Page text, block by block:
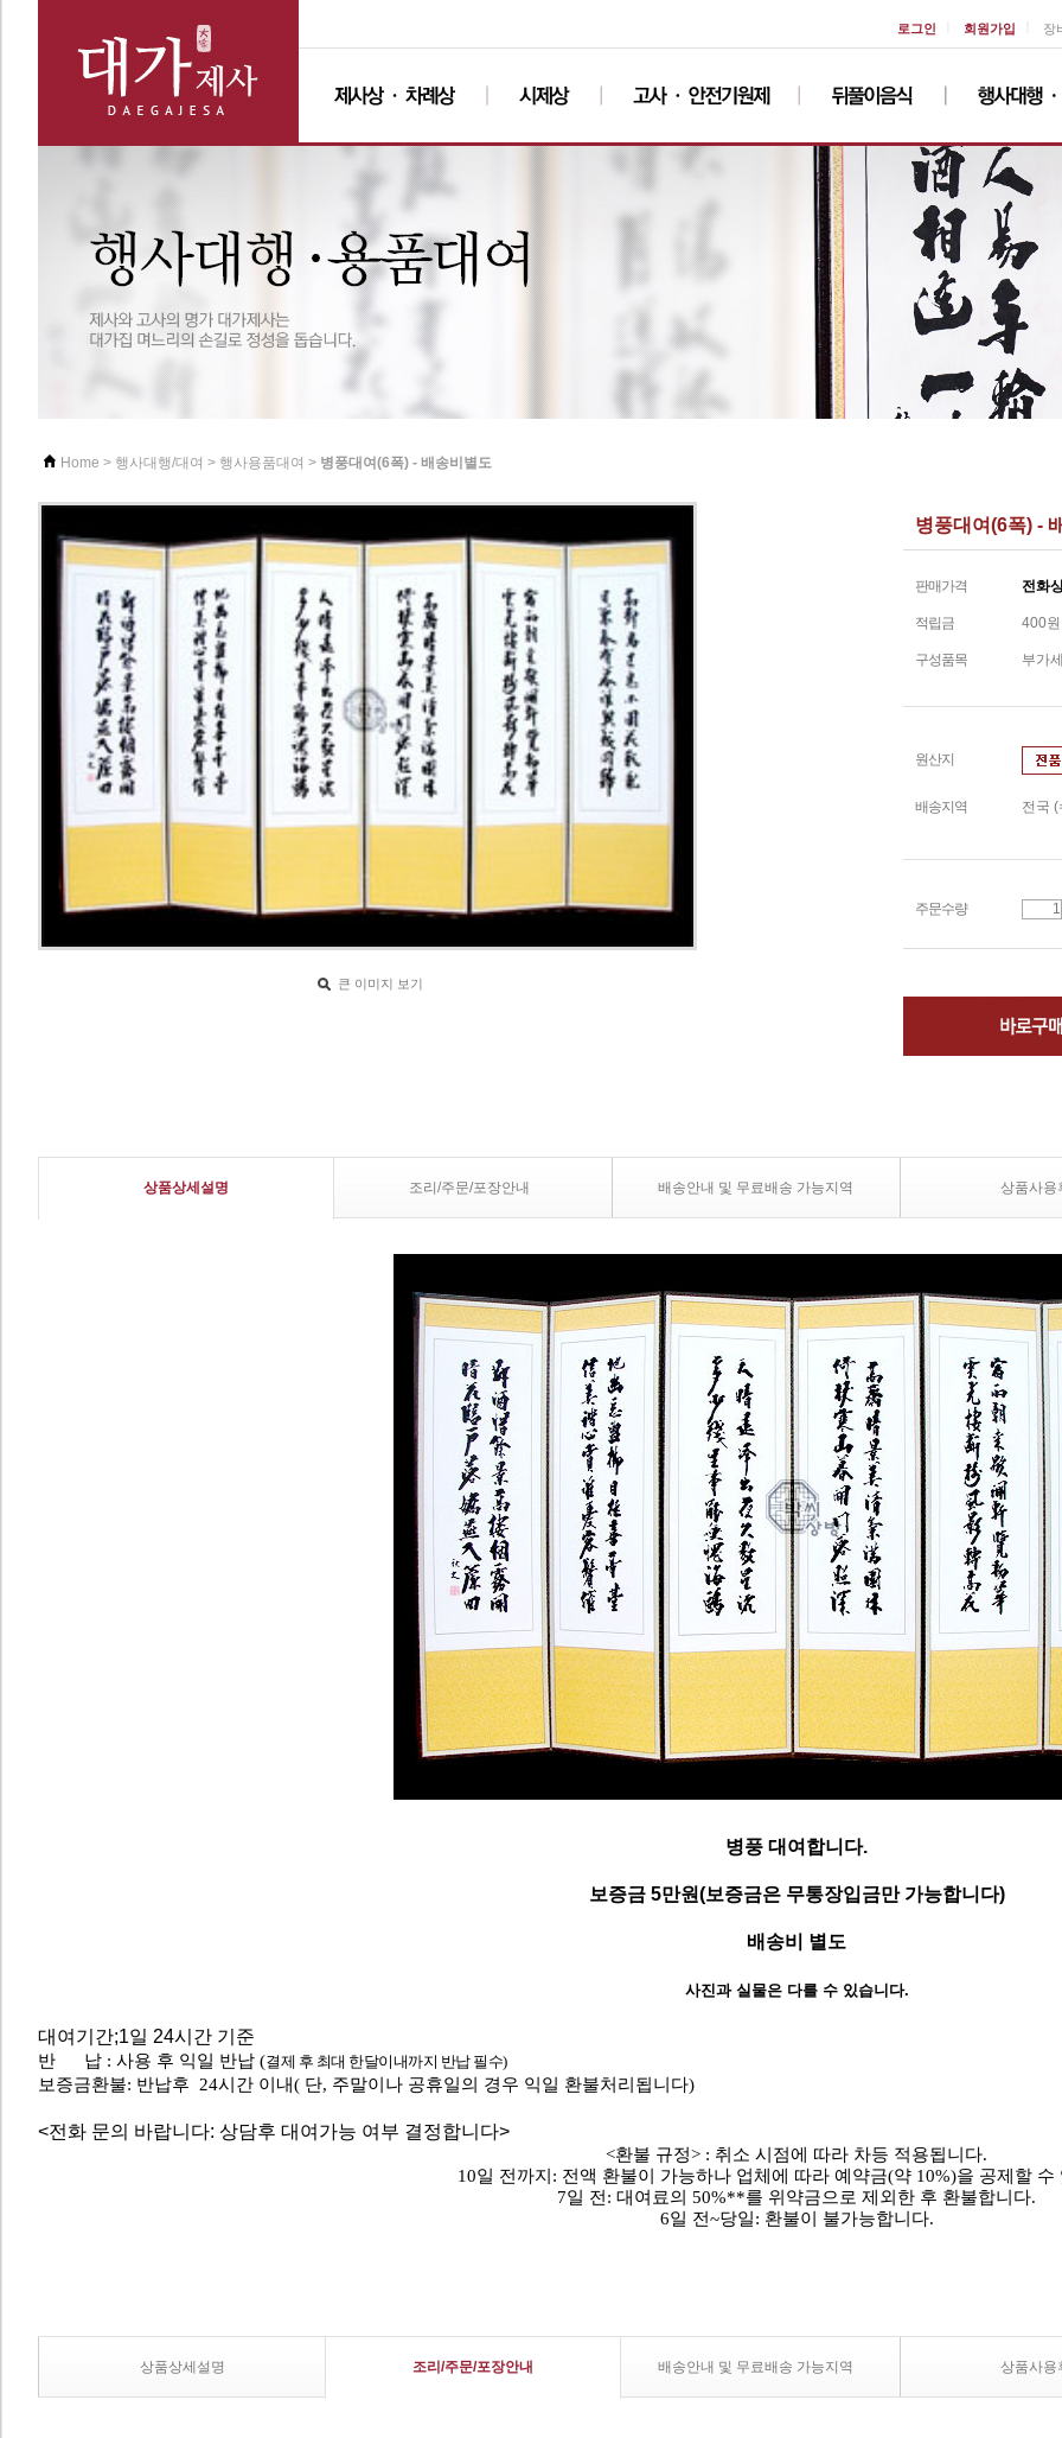
로그인 회원가입 장
Home > 행사대행/대여 > 행사용품대여 > 병풍대여(6폭) - 배송비별도
큰 이미지 보기
병풍대여(6폭) -
판매가격 전화
적립금 400원
구성품목 부가
원산지
배송지역 전국
주문수량
상품상세설명 조리/주문/포장안내 배송안내 및 무료배송 가능지역 상품사용
병풍 대여합니다.
보증금 5만원(보증금은 무통장입금만 가능합니다)
배송비 별도
사진과 실물은 다를 수 있습니다.
대여기간;1일 24시간 기준
반 납 : 사용 후 익일 반납 (결제 후 최대 한달이내까지 반납 필수)
보증금환불: 반납후 24시간 이내( 단, 주말이나 공휴일의 경우 익일 환불처리됩니다).
<전화 문의 바랍니다: 상담후 대여가능 여부 결정합니다>
<환불 규정> : 취소 시점에 따라 차등 적용됩니다.
10일 전까지: 전액 환불이 가능하나 업체에 따라 예약금(약 10%)을 공제할 수
7일 전: 대여료의 50%**를 위약금으로 제외한 후 환불합니다.
6일 전~당일: 환불이 불가능합니다.
상품상세설명 조리/주문/포장안내 배송안내 및 무료배송 가능지역 상품사용